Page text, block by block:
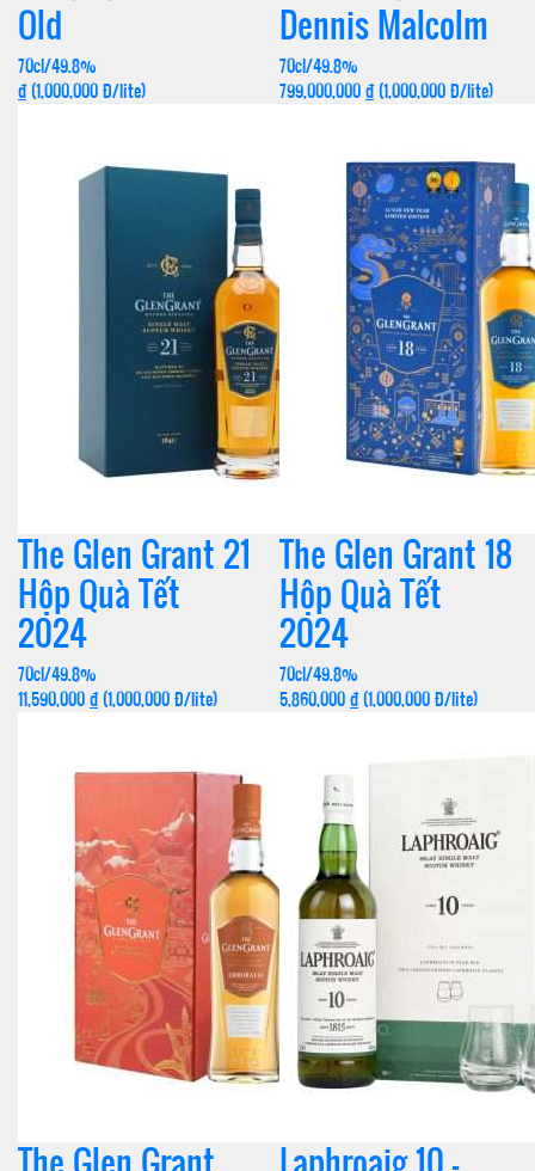
Old
70cl/49.8%
đ (1,000,000 Đ/lite)
Dennis Malcolm
70cl/49.8%
799,000,000 đ (1,000,000 Đ/lite)
The Glen Grant 21
Hộp Quà Tết
2024
70cl/49.8%
11,590,000 đ (1,000,000 Đ/lite)
The Glen Grant 18
Hộp Quà Tết
2024
70cl/49.8%
5,860,000 đ (1,000,000 Đ/lite)